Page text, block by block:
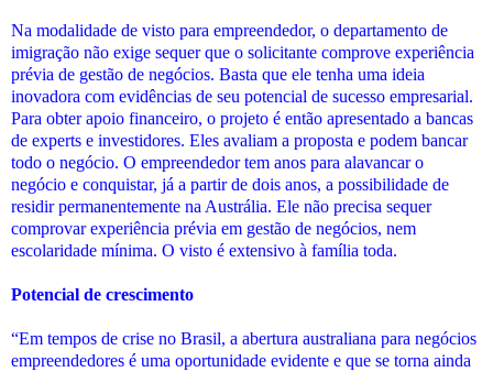
Na modalidade de visto para empreendedor, o departamento de
imigração não exige sequer que o solicitante comprove experiência
prévia de gestão de negócios. Basta que ele tenha uma ideia
inovadora com evidências de seu potencial de sucesso empresarial.
Para obter apoio financeiro, o projeto é então apresentado a bancas
de experts e investidores. Eles avaliam a proposta e podem bancar
todo o negócio. O empreendedor tem anos para alavancar o
negócio e conquistar, já a partir de dois anos, a possibilidade de
residir permanentemente na Austrália. Ele não precisa sequer
comprovar experiência prévia em gestão de negócios, nem
escolaridade mínima. O visto é extensivo à família toda.
Potencial de crescimento
“Em tempos de crise no Brasil, a abertura australiana para negócios
empreendedores é uma oportunidade evidente e que se torna ainda